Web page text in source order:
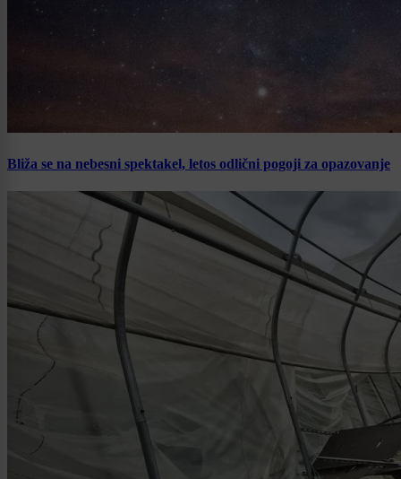
Bliža se na nebesni spektakel, letos odlični pogoji za opazovanje